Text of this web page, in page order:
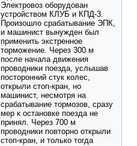
Электровоз оборудован
устройством КЛУБ и КПД-3.
Произошло срабатывание ЭПК,
и машинист вынужден был
применить экстренное
торможение. Через 300 м
после начала движения
проводники поезда, услышав
посторон­ний стук колес,
открыли стоп-кран, но
машинист, несмот­ря на
срабатывание тормозов, сразу
мер к остановке по­езда не
принял. Через 700 м
проводники повторно откры­ли
стоп-кран, и только тогда